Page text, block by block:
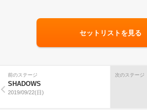
セットリストを見る
前のステージ
SHADOWS
2019/09/22(日)
次のステージ